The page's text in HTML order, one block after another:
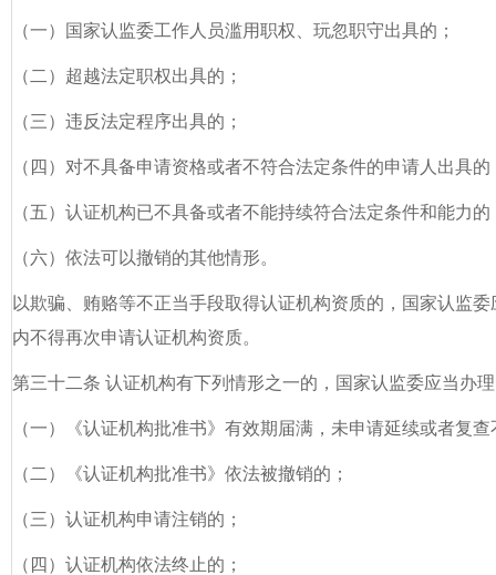
（一）国家认监委工作人员滥用职权、玩忽职守出具的；
（二）超越法定职权出具的；
（三）违反法定程序出具的；
（四）对不具备申请资格或者不符合法定条件的申请人出具
（五）认证机构已不具备或者不能持续符合法定条件和能力
（六）依法可以撤销的其他情形。
以欺骗、贿赂等不正当手段取得认证机构资质的，国家认监
内不得再次申请认证机构资质。
第三十二条 认证机构有下列情形之一的，国家认监委应当办
（一）《认证机构批准书》有效期届满，未申请延续或者复
（二）《认证机构批准书》依法被撤销的；
（三）认证机构申请注销的；
（四）认证机构依法终止的；